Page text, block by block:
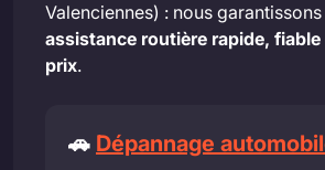
Valenciennes) : nous garantissons
assistance routière rapide,
prix.
🚗 Dépannage